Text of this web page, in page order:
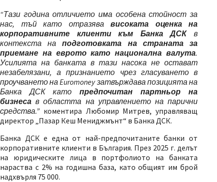
“Тази година отличието има особена стойност за
нас, тъй като отразява високата оценка на
корпоративните клиенти към Банка ДСКв
контекста наподготовката на страната за
приемане на еврото като национална валута.
Усилията на банката в тази насока не остават
незабелязани, а признанието чрез гласуването в
проучването на Euromoney затвърждава позицията на
Банка ДСК като предпочитан партньор на
бизнесав областта на управлението на парични
средства.” коментира Любомир Митрев, управляващ
директор „Пазар Кеш Мениджмънт“ в Банка ДСК.
Банка ДСК е една от най-предпочитаните банки от
корпоративните клиенти в България. През 2025 г. делът
на юридическите лица в портфолиото на банката
нараства с 2% на годишна база, като общият им брой
надхвърля 75 000.